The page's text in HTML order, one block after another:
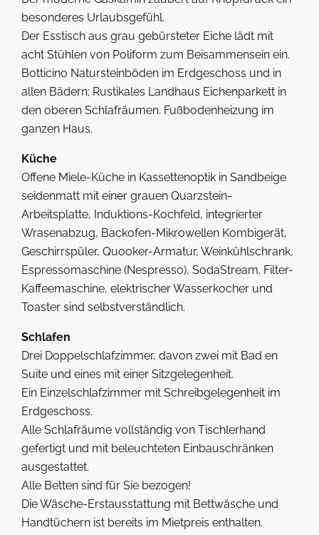
besonderes Urlaubsgefühl.
Der Esstisch aus grau gebürsteter Eiche lädt mit
acht Stühlen von Poliform zum Beisammensein ein.
Botticino Natursteinböden im Erdgeschoss und in
allen Bädern; Rustikales Landhaus Eichenparkett in
den oberen Schlafräumen. Fußbodenheizung im
ganzen Haus.
Küche
Offene Miele-Küche in Kassettenoptik in Sandbeige
seidenmatt mit einer grauen Quarzstein-
Arbeitsplatte, Induktions-Kochfeld, integrierter
Wrasenabzug, Backofen-Mikrowellen Kombigerät,
Geschirrspüler, Quooker-Armatur, Weinkühlschrank,
Espressomaschine (Nespresso), SodaStream. Filter-
Kaffeemaschine, elektrischer Wasserkocher und
Toaster sind selbstverständlich.
Schlafen
Drei Doppelschlafzimmer, davon zwei mit Bad en
Suite und eines mit einer Sitzgelegenheit.
Ein Einzelschlafzimmer mit Schreibgelegenheit im
Erdgeschoss.
Alle Schlafräume vollständig von Tischlerhand
gefertigt und mit beleuchteten Einbauschränken
ausgestattet.
Alle Betten sind für Sie bezogen!
Die Wäsche-Erstausstattung mit Bettwäsche und
Handtüchern ist bereits im Mietpreis enthalten.